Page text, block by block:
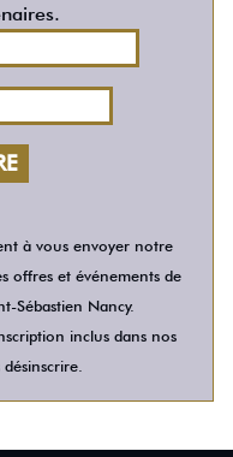
à vous envoyer notre
offres et événements de
Sébastien Nancy.
inclus dans nos